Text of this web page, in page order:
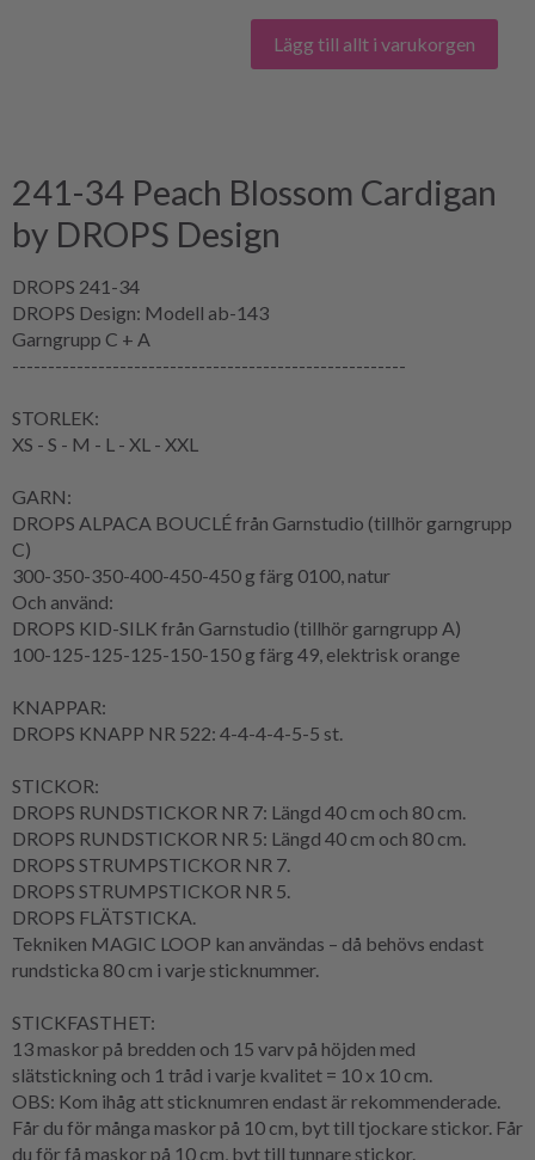
Lägg till allt i varukorgen
241-34 Peach Blossom Cardigan
by DROPS Design
DROPS 241-34
DROPS Design: Modell ab-143
Garngrupp C + A
-------------------------------------------------------
STORLEK:
XS - S - M - L - XL - XXL
GARN:
DROPS ALPACA BOUCLÉ från Garnstudio (tillhör garngrupp
C)
300-350-350-400-450-450 g färg 0100, natur
Och använd:
DROPS KID-SILK från Garnstudio (tillhör garngrupp A)
100-125-125-125-150-150 g färg 49, elektrisk orange
KNAPPAR:
DROPS KNAPP NR 522: 4-4-4-4-5-5 st.
STICKOR:
DROPS RUNDSTICKOR NR 7: Längd 40 cm och 80 cm.
DROPS RUNDSTICKOR NR 5: Längd 40 cm och 80 cm.
DROPS STRUMPSTICKOR NR 7.
DROPS STRUMPSTICKOR NR 5.
DROPS FLÄTSTICKA.
Tekniken MAGIC LOOP kan användas – då behövs endast
rundsticka 80 cm i varje sticknummer.
STICKFASTHET:
13 maskor på bredden och 15 varv på höjden med
slätstickning och 1 tråd i varje kvalitet = 10 x 10 cm.
OBS: Kom ihåg att sticknumren endast är rekommenderade.
Får du för många maskor på 10 cm, byt till tjockare stickor. Får
du för få maskor på 10 cm, byt till tunnare stickor.